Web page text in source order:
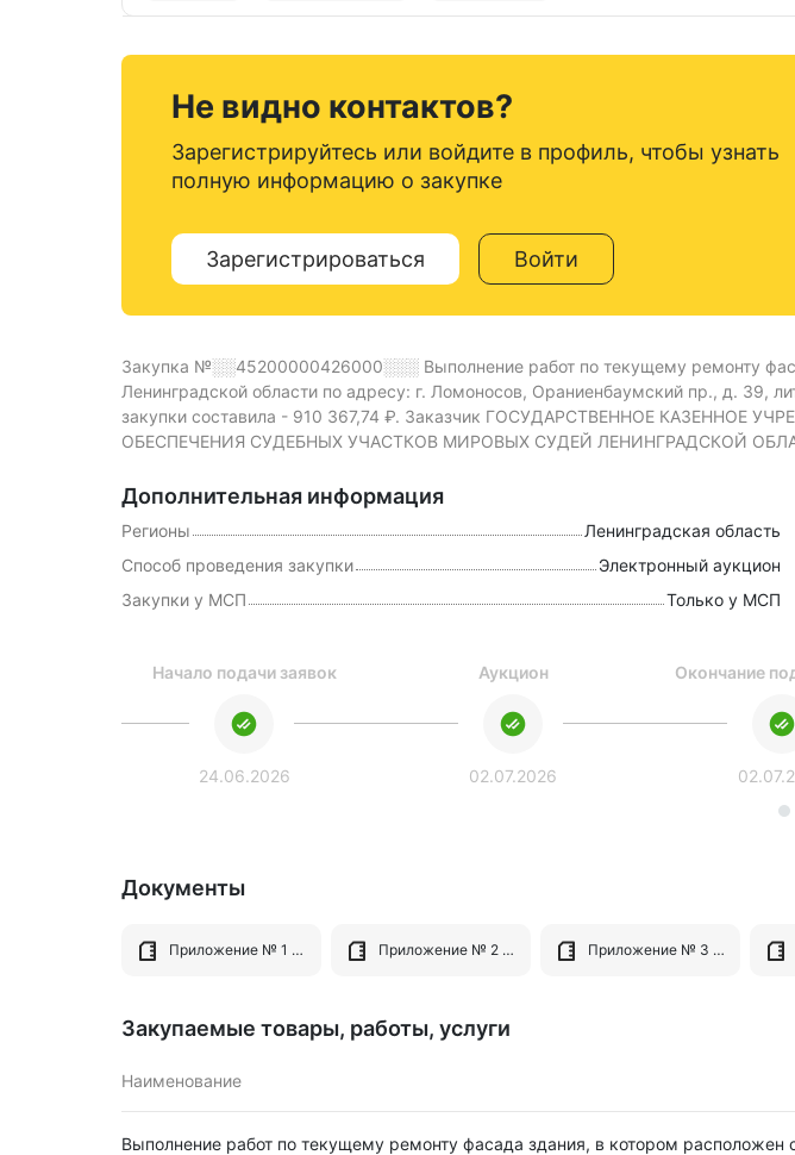
Не видно контактов?
Зарегистрируйтесь или войдите в профиль, чтобы узнать
полную информацию о закупке
Зарегистрироваться Войти
Закупка №░░45200000426000░░░ Выполнение работ по текущему ремонту
Ленинградской области по адресу: г. Ломоносов, Ораниенбаумский пр., д. 39,
закупки составила - 910 367,74 ₽. Заказчик ГОСУДАРСТВЕННОЕ КАЗЕННОЕ
ОБЕСПЕЧЕНИЯ СУДЕБНЫХ УЧАСТКОВ МИРОВЫХ СУДЕЙ ЛЕНИНГРАДСКОЙ
Дополнительная информация
Регионы
Ленинградская область
Способ проведения закупки
Электронный аукцион
Закупки у МСП
Только у МСП
Начало подачи заявок
24.06.2026
Аукцион
02.07.2026
Окончание
Документы
Приложение № 1 Описание объекта закупки.zip Приложение № 2 обоснование НМЦК.zip Приложение № 3 Проект контракта.docx
Закупаемые товары, работы, услуги
Наименование
Выполнение работ по текущему ремонту фасада здания, в котором